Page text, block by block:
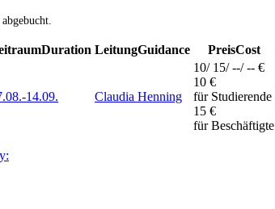
Duration LeitungGuidance PreisCost
14.09. Claudia Henning
10/ 15/ --/ -- €
10 €
für Studierende
15 €
für Beschäftigte